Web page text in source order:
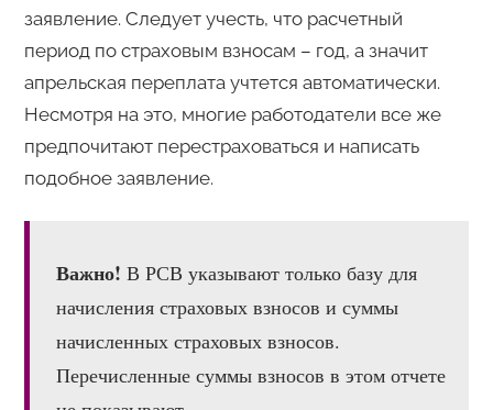
заявление. Следует учесть, что расчетный
период по страховым взносам – год, а значит
апрельская переплата учтется автоматически.
Несмотря на это, многие работодатели все же
предпочитают перестраховаться и написать
подобное заявление.
Важно! В РСВ указывают только базу для
начисления страховых взносов и суммы
начисленных страховых взносов.
Перечисленные суммы взносов в этом отчете